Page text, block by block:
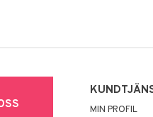
MIN PROFIL